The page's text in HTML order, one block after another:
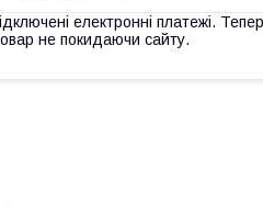
електронні платежі.
не покидаючи сайту.